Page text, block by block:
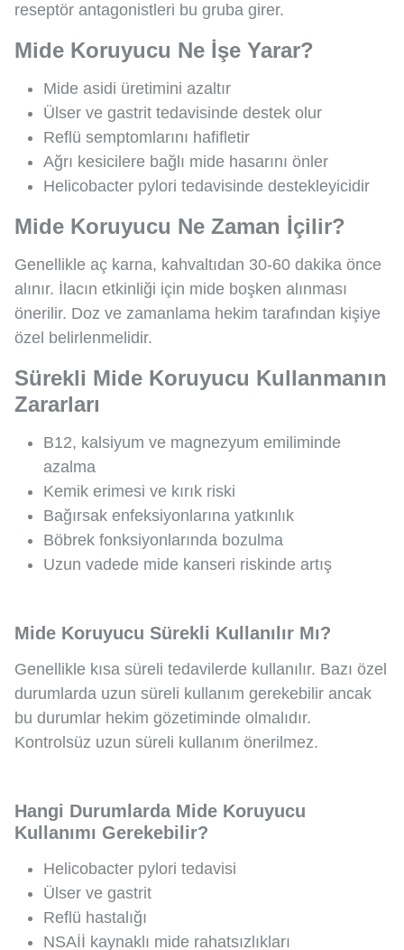
reseptör antagonistleri bu gruba girer.
Mide Koruyucu Ne İşe Yarar?
Mide asidi üretimini azaltır
Ülser ve gastrit tedavisinde destek olur
Reflü semptomlarını hafifletir
Ağrı kesicilere bağlı mide hasarını önler
Helicobacter pylori tedavisinde destekleyicidir
Mide Koruyucu Ne Zaman İçilir?
Genellikle aç karna, kahvaltıdan 30-60 dakika önce
alınır. İlacın etkinliği için mide boşken alınması
önerilir. Doz ve zamanlama hekim tarafından kişiye
özel belirlenmelidir.
Sürekli Mide Koruyucu Kullanmanın
Zararları
B12, kalsiyum ve magnezyum emiliminde
azalma
Kemik erimesi ve kırık riski
Bağırsak enfeksiyonlarına yatkınlık
Böbrek fonksiyonlarında bozulma
Uzun vadede mide kanseri riskinde artış
Mide Koruyucu Sürekli Kullanılır Mı?
Genellikle kısa süreli tedavilerde kullanılır. Bazı özel
durumlarda uzun süreli kullanım gerekebilir ancak
bu durumlar hekim gözetiminde olmalıdır.
Kontrolsüz uzun süreli kullanım önerilmez.
Hangi Durumlarda Mide Koruyucu
Kullanımı Gerekebilir?
Helicobacter pylori tedavisi
Ülser ve gastrit
Reflü hastalığı
NSAİİ kaynaklı mide rahatsızlıkları